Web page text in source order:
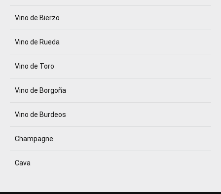
Vino de Bierzo
Vino de Rueda
Vino de Toro
Vino de Borgoña
Vino de Burdeos
Champagne
Cava